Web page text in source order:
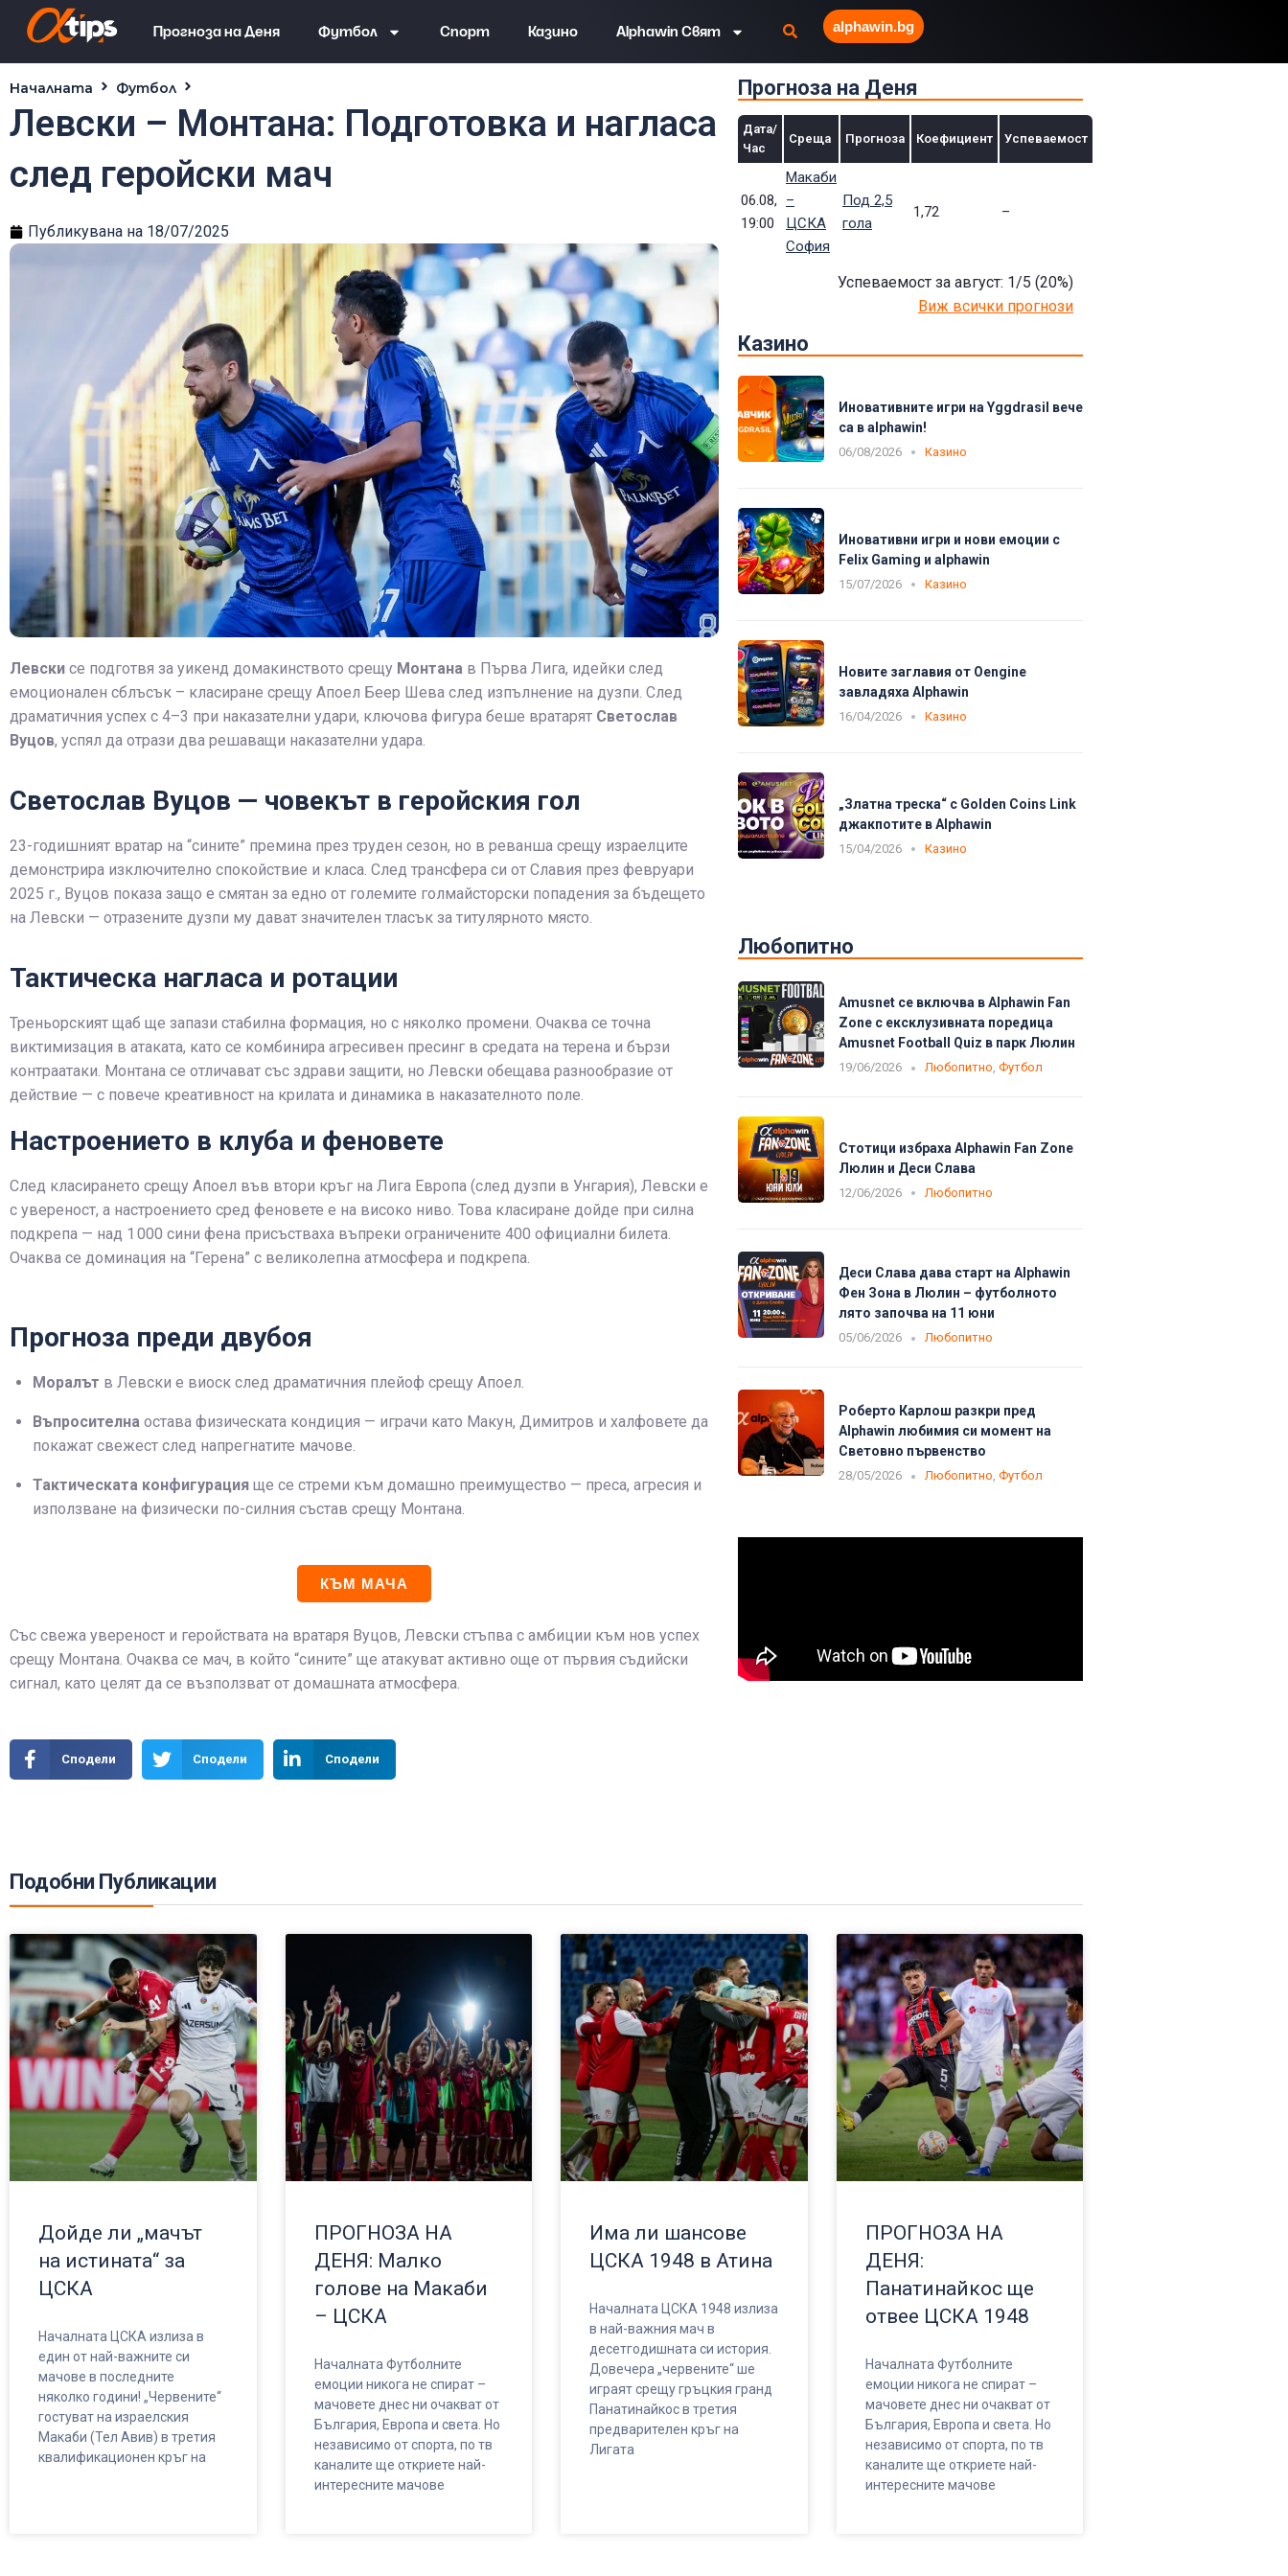
alphawin.bg
Прогноза на Деня Футбол Спорт Казино Alphawin Свят
Началната Футбол
Левски – Монтана: Подготовка и нагласа
след геройски мач
Публикувана на 18/07/2025
Левски се подготвя за уикенд домакинството срещу Монтана в Първа Лига, идейки след
емоционален сблъсък – класиране срещу Апоел Беер Шева след изпълнение на дузпи. След
драматичния успех с 4–3 при наказателни удари, ключова фигура беше вратарят Светослав
Вуцов, успял да отрази два решаващи наказателни удара.
Светослав Вуцов — човекът в геройския гол
23-годишният вратар на “сините” премина през труден сезон, но в реванша срещу израелците
демонстрира изключително спокойствие и класа. След трансфера си от Славия през февруари
2025 г., Вуцов показа защо е смятан за едно от големите голмайсторски попадения за бъдещето
на Левски — отразените дузпи му дават значителен тласък за титулярното място.
Тактическа нагласа и ротации
Треньорският щаб ще запази стабилна формация, но с няколко промени. Очаква се точна
виктимизация в атаката, като се комбинира агресивен пресинг в средата на терена и бързи
контраатаки. Монтана се отличават със здрави защити, но Левски обещава разнообразие от
действие — с повече креативност на крилата и динамика в наказателното поле.
Настроението в клуба и феновете
След класирането срещу Апоел във втори кръг на Лига Европа (след дузпи в Унгария), Левски е
с увереност, а настроението сред феновете е на високо ниво. Това класиране дойде при силна
подкрепа — над 1 000 сини фена присъстваха въпреки ограничените 400 официални билета.
Очаква се доминация на “Герена” с великолепна атмосфера и подкрепа.
Прогноза преди двубоя
Моралът в Левски е виоск след драматичния плейоф срещу Апоел.
Въпросителна остава физическата кондиция — играчи като Макун, Димитров и халфовете да
покажат свежест след напрегнатите мачове.
Тактическата конфигурация ще се стреми към домашно преимущество — преса, агресия и
използване на физически по-силния състав срещу Монтана.
КЪМ МАЧА
Със свежа увереност и геройствата на вратаря Вуцов, Левски стъпва с амбиции към нов успех
срещу Монтана. Очаква се мач, в който “сините” ще атакуват активно още от първия съдийски
сигнал, като целят да се възползват от домашната атмосфера.
Сподели Сподели Сподели
Прогноза на Деня
Дата/
Час
Среща Прогноза Коефициент Успеваемост
06.08,
19:00
Макаби
–
ЦСКА
София
Под 2,5
гола
1,72 –
Успеваемост за август: 1/5 (20%)
Виж всички прогнози
Казино
Иновативните игри на Yggdrasil вече
са в alphawin!
06/08/2026 Казино
Иновативни игри и нови емоции с
Felix Gaming и alphawin
15/07/2026 Казино
Новите заглавия от Oengine
завладяха Alphawin
16/04/2026 Казино
„Златна треска“ с Golden Coins Link
джакпотите в Alphawin
15/04/2026 Казино
Любопитно
Amusnet се включва в Alphawin Fan
Zone с ексклузивната поредица
Amusnet Football Quiz в парк Люлин
19/06/2026 Любопитно, Футбол
Стотици избраха Alphawin Fan Zone
Люлин и Деси Слава
12/06/2026 Любопитно
Деси Слава дава старт на Alphawin
Фен Зона в Люлин – футболното
лято започва на 11 юни
05/06/2026 Любопитно
Роберто Карлош разкри пред
Alphawin любимия си момент на
Световно първенство
28/05/2026 Любопитно, Футбол
Подобни Публикации
Дойде ли „мачът
на истината“ за
ЦСКА
Началната ЦСКА излиза в
един от най-важните си
мачове в последните
няколко години! „Червените“
гостуват на израелския
Макаби (Тел Авив) в третия
квалификационен кръг на
ПРОГНОЗА НА
ДЕНЯ: Малко
голове на Макаби
– ЦСКА
Началната Футболните
емоции никога не спират –
мачовете днес ни очакват от
България, Европа и света. Но
независимо от спорта, по тв
каналите ще откриете най-
интересните мачове
Има ли шансове
ЦСКА 1948 в Атина
Началната ЦСКА 1948 излиза
в най-важния мач в
десетгодишната си история.
Довечера „червените“ ше
играят срещу гръцкия гранд
Панатинайкос в третия
предварителен кръг на
Лигата
ПРОГНОЗА НА
ДЕНЯ:
Панатинайкос ще
отвее ЦСКА 1948
Началната Футболните
емоции никога не спират –
мачовете днес ни очакват от
България, Европа и света. Но
независимо от спорта, по тв
каналите ще откриете най-
интересните мачове